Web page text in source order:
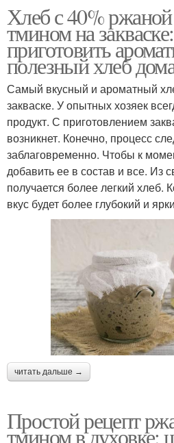
Хлеб с 40%
тмином на
приготовить
полезный хлеб
Самый вкусный и ароматный
закваске. У опытных хозяек
продукт. С приготовлением
возникнет. Конечно, процесс
заблаговременно. Чтобы к
добавить ее в состав и все. Из
получается более легкий хлеб.
вкус будет более глубокий и
читать дальше →
Простой рецепт
тмином в духовке: